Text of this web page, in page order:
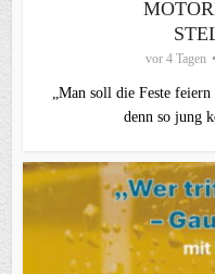
vor 4 Tagen
„Man soll die Feste
denn so jung